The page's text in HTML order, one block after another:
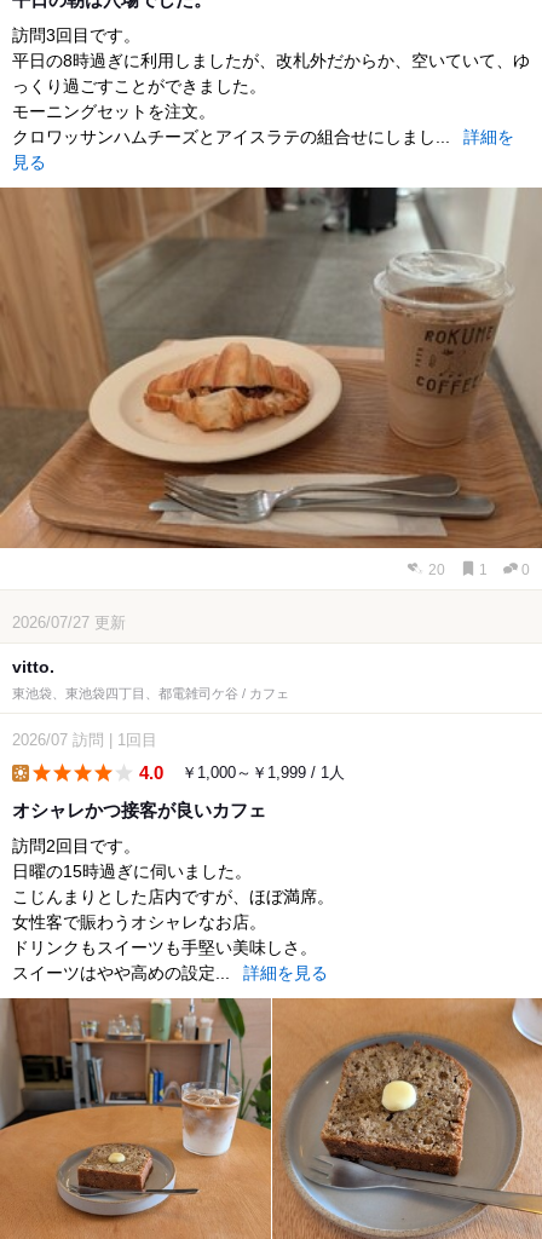
訪問3回目です。
平日の8時過ぎに利用しましたが、改札外だからか、空いていて、ゆ
っくり過ごすことができました。
モーニングセットを注文。
クロワッサンハムチーズとアイスラテの組合せにしまし...
詳細を
見る
20 1 0
2026/07/27 更新
vitto.
東池袋、東池袋四丁目、都電雑司ケ谷 / カフェ
2026/07 訪問 1回目
4.0 ￥1,000～￥1,999 / 1人
オシャレかつ接客が良いカフェ
訪問2回目です。
日曜の15時過ぎに伺いました。
こじんまりとした店内ですが、ほぼ満席。
女性客で賑わうオシャレなお店。
ドリンクもスイーツも手堅い美味しさ。
スイーツはやや高めの設定...
詳細を見る